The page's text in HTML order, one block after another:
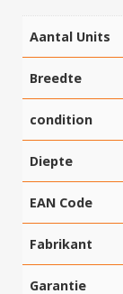
Aantal Units
Breedte
condition
Diepte
EAN Code
Fabrikant
Garantie